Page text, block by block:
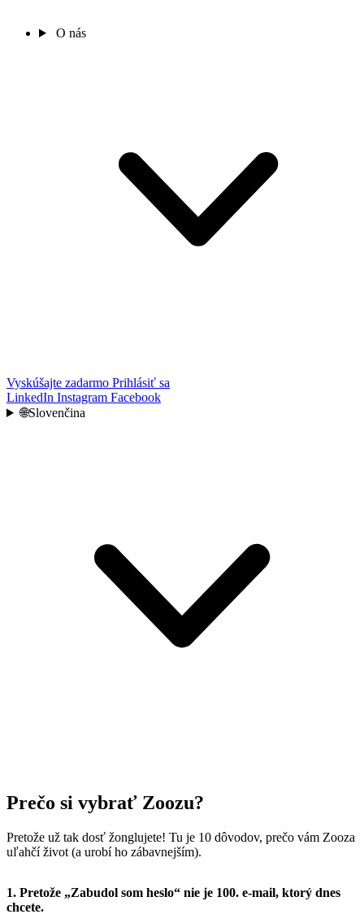
O nás
Vyskúšajte zadarmo Prihlásiť sa
LinkedIn Instagram Facebook
🌐Slovenčina
Prečo si vybrať Zoozu?
Pretože už tak dosť žonglujete! Tu je 10 dôvodov, prečo vám Zooza
uľahčí život (a urobí ho zábavnejším).
1. Pretože „Zabudol som heslo“ nie je 100. e-mail, ktorý dnes
chcete.